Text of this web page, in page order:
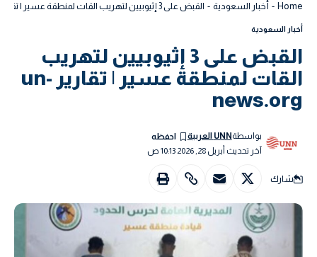
Home أخبار السعودية القبض على 3 إثيوبيين لتهريب القات لمنطقة عسير | تقارير un-news.org
أخبار السعودية
القبض على 3 إثيوبيين لتهريب
القات لمنطقة عسير | تقارير un-
news.org
آخر تحديث أبريل 28, 2026 10:13 ص
بواسطةUNN العربية
شارك